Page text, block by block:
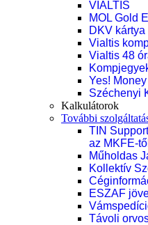
VIALTIS
MOL Gold
DKV kártya
Vialtis
Vialtis 48
Yes!
Széchenyi
Kalkulátorok
További
TIN
az MKFE-től
Műholdas
Kollektív
ESZAF
Távoli